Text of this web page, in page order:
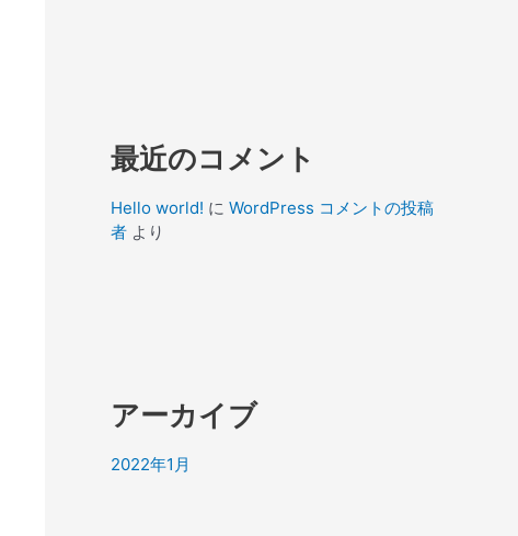
最近のコメント
Hello world! に WordPress コメントの投稿
者 より
アーカイブ
2022年1月